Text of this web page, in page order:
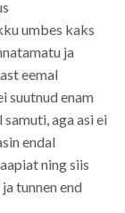
umbes kaks
ja
eemal
suutnud enam
aga asi ei
endal
ning siis
tunnen end